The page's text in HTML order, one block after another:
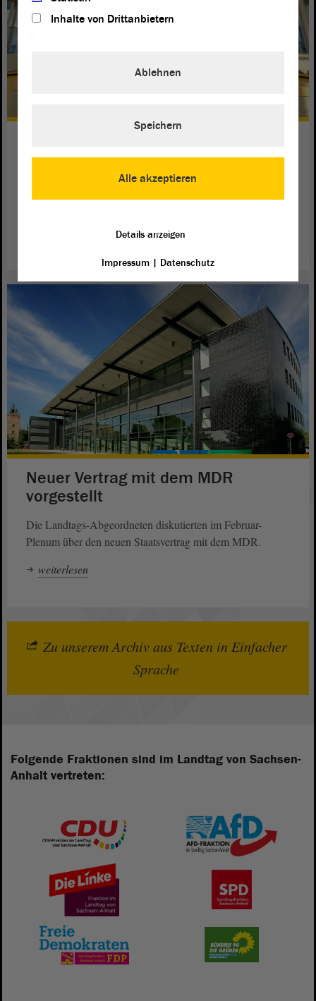
Informationen
Wegen der Corona-Pandemie ist es momentan schwierig
den Landtag zu besuchen. Es gibt aber Informationen im
Neuer Vertrag mit dem MDR
vorgestellt
Die Landtags-Abgeordneten diskutierten im Februar-
Plenum über den neuen Staatsvertrag mit dem MDR.
weiterlesen
Zu unserem Archiv aus Texten in Einfacher
Sprache
Folgende Fraktionen sind im Landtag von Sachsen-
Anhalt vertreten:
Inhalte von Drittanbietern
Alle akzeptieren
Ablehnen
Speichern
Details anzeigen
Impressum| Datenschutz